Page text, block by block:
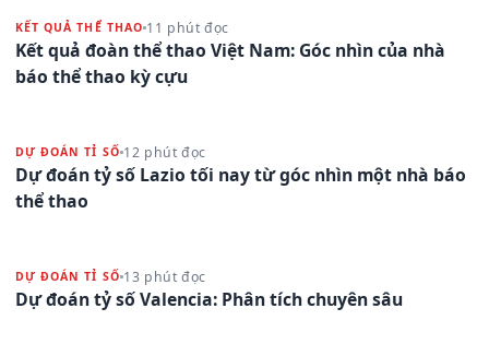
KẾT QUẢ THỂ THAO 11 phút đọc
Kết quả đoàn thể thao Việt Nam: Góc nhìn của nhà
báo thể thao kỳ cựu
DỰ ĐOÁN TỈ SỐ 12 phút đọc
Dự đoán tỷ số Lazio tối nay từ góc nhìn một nhà báo
thể thao
DỰ ĐOÁN TỈ SỐ 13 phút đọc
Dự đoán tỷ số Valencia: Phân tích chuyên sâu